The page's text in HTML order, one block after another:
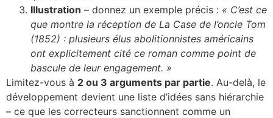
Illustration – donnez un exemple précis : « C’est ce
que montre la réception de La Case de l’oncle Tom
(1852) : plusieurs élus abolitionnistes américains
ont explicitement cité ce roman comme point de
bascule de leur engagement. »
Limitez-vous à 2 ou 3 arguments par partie. Au-delà, le
développement devient une liste d’idées sans hiérarchie
– ce que les correcteurs sanctionnent comme un